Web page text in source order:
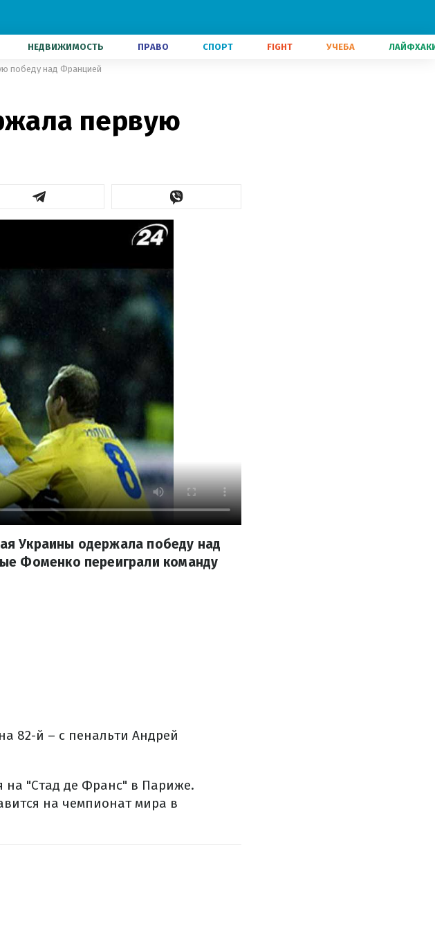
НЕДВИЖИМОСТЬ ПРАВО СПОРТ FIGHT УЧЕБА
победу над Францией
первую
Украины одержала победу над
Фоменко переиграли команду
82-й – с пенальти Андрей
на "Стад де Франс" в Париже.
на чемпионат мира в